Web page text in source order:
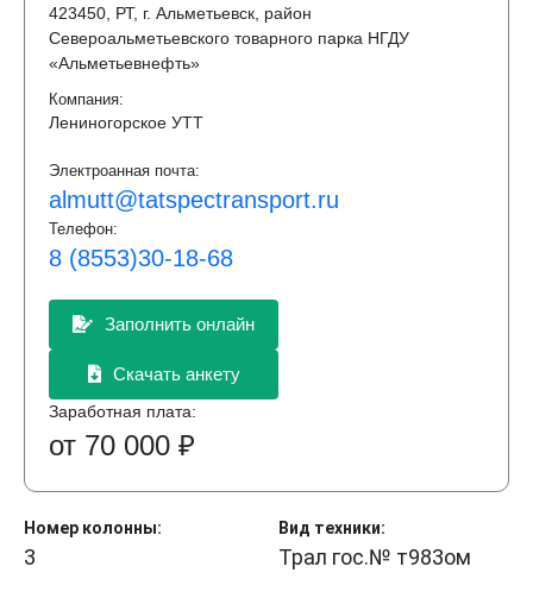
Номер колонны:
3
Вид техники:
Трал гос.№ т983ом
423450, РТ, г. Альметьевск, район
Североальметьевского товарного парка НГДУ
«Альметьевнефть»
Компания:
Лениногорское УТТ
Электроанная почта:
almutt@tatspectransport.ru
Телефон:
8 (8553)30-18-68
Заполнить онлайн
Скачать анкету
Заработная плата:
от 70 000 ₽